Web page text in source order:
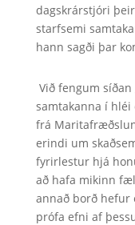
dagskrárstjóri
starfsemi
hann sagði þar
Við fengum
samtakanna í hléi
frá
erindi um
fyrirlestur hjá
að hafa mikinn
annað borð hefur
prófa efni af